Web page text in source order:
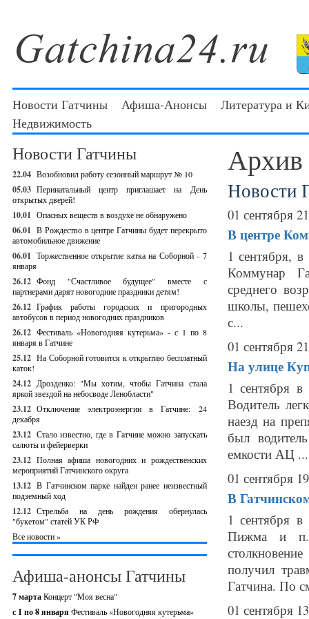
Новости Гатчины Афиша-Анонсы
Литература и
Недвижимость
Новости Гатчины
22.04 Возобновил работу сезонный маршрут № 10
05.03 Перинатальный центр приглашает на День
открытых дверей!
10.01 Опасных веществ в воздухе не обнаружено
06.01 В Рождество в центре Гатчины будет перекрыто
автомобильное движение
06.01 Торжественное открытие катка на Соборной - 7
января
26.12 Фонд "Счастливое будущее" вместе с
партнерами дарят новогодние праздники детям!
26.12 График работы городских и пригородных
автобусов в период новогодних праздников
26.12 Фестиваль «Новогодняя кутерьма» - с 1 по 8
января в Гатчине
25.12 На Соборной готовится к открытию бесплатный
каток!
24.12 Дрозденко: "Мы хотим, чтобы Гатчина стала
яркой звездой на небосводе Ленобласти"
23.12 Отключение электроэнергии в Гатчине: 24
декабря
23.12 Стало известно, где в Гатчине можно запускать
салюты и фейерверки
23.12 Полная афиша новогодних и рождественских
мероприятий Гатчинского округа
13.12 В Гатчинском парке найден ранее неизвестный
подземный ход
12.12 Стрельба на день рождения обернулась
"букетом" статей УК РФ
Все новости »
Афиша-анонсы Гатчины
7 мартаКонцерт "Моя весна"
с 1 по 8 января Фестиваль «Новогодняя кутерьма»
Архив
Новости
01 сентября
В центре
1 сентября,
Коммунар
среднего
школы,
с...
01 сентября
На улице
1 сентября
Водитель
наезд на
был
емкости АЦ ...
01 сентября
В
1 сентября
Пижма и п.
получил
Гатчина. По
01 сентября